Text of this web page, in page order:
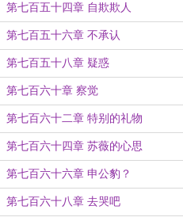
第七百五十四章 自欺欺人
第七百五十六章 不承认
第七百五十八章 疑惑
第七百六十章 察觉
第七百六十二章 特别的礼物
第七百六十四章 苏薇的心思
第七百六十六章 申公豹？
第七百六十八章 去哭吧